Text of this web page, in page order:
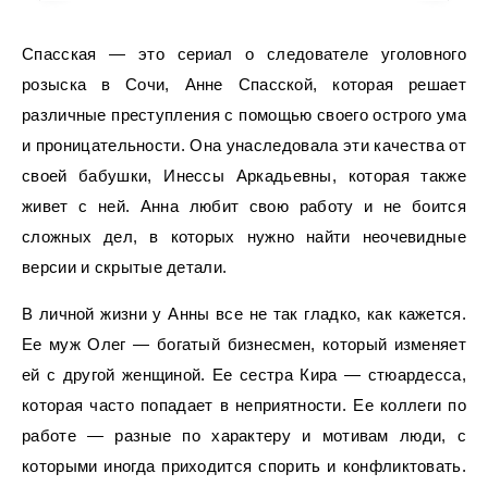
Спасская — это сериал о следователе уголовного
розыска в Сочи, Анне Спасской, которая решает
различные преступления с помощью своего острого ума
и проницательности. Она унаследовала эти качества от
своей бабушки, Инессы Аркадьевны, которая также
живет с ней. Анна любит свою работу и не боится
сложных дел, в которых нужно найти неочевидные
версии и скрытые детали.
В личной жизни у Анны все не так гладко, как кажется.
Ее муж Олег — богатый бизнесмен, который изменяет
ей с другой женщиной. Ее сестра Кира — стюардесса,
которая часто попадает в неприятности. Ее коллеги по
работе — разные по характеру и мотивам люди, с
которыми иногда приходится спорить и конфликтовать.